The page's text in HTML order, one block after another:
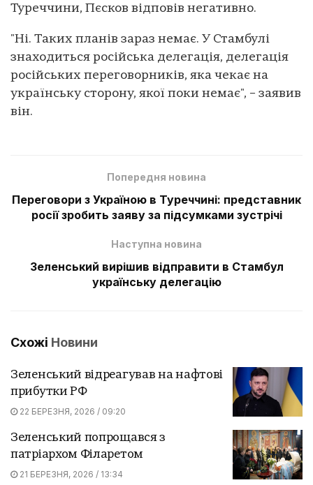
Туреччини, Пєсков відповів негативно.
"Ні. Таких планів зараз немає. У Стамбулі
знаходиться російська делегація, делегація
російських переговорників, яка чекає на
українську сторону, якої поки немає", – заявив
він.
Попередня новина
Переговори з Україною в Туреччині: представник
росії зробить заяву за підсумками зустрічі
Наступна новина
Зеленський вирішив відправити в Стамбул
українську делегацію
Схожі Новини
Зеленський відреагував на нафтові
прибутки РФ
22 БЕРЕЗНЯ, 2026 / 09:20
Зеленський попрощався з
патріархом Філаретом
21 БЕРЕЗНЯ, 2026 / 13:34